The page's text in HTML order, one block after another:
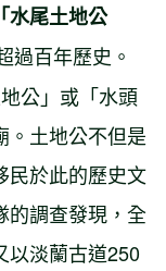
「水尾土地公
過百年歷史。
公」或「水頭
。土地公不但是
民於此的歷史文
的調查發現，全
以淡蘭古道250